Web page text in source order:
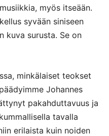
myös itseään.
syvään siniseen
kuva surusta. Se on
minkälaiset teokset
Johannes
pakahduttavuus ja
tavalla
erilaista kuin noiden